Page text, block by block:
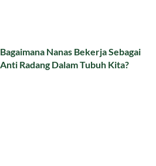
Bagaimana Nanas Bekerja Sebagai
Anti Radang Dalam Tubuh Kita?